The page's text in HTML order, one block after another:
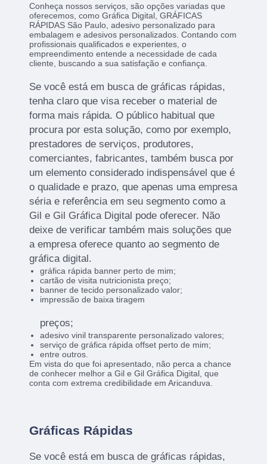
Conheça nossos serviços, são opções variadas que
oferecemos, como Gráfica Digital, GRÁFICAS
RÁPIDAS São Paulo, adesivo personalizado para
embalagem e adesivos personalizados. Contando com
profissionais qualificados e experientes, o
empreendimento entende a necessidade de cada
cliente, buscando a sua satisfação e confiança.
Se você está em busca de gráficas rápidas,
tenha claro que visa receber o material de
forma mais rápida. O público habitual que
procura por esta solução, como por exemplo,
prestadores de serviços, produtores,
comerciantes, fabricantes, também busca por
um elemento considerado indispensável que é
o qualidade e prazo, que apenas uma empresa
séria e referência em seu segmento como a
Gil e Gil Gráfica Digital pode oferecer. Não
deixe de verificar também mais soluções que
a empresa oferece quanto ao segmento de
gráfica digital.
gráfica rápida banner perto de mim;
cartão de visita nutricionista preço;
banner de tecido personalizado valor;
impressão de baixa tiragem
preços;
adesivo vinil transparente personalizado valores;
serviço de gráfica rápida offset perto de mim;
entre outros.
Em vista do que foi apresentado, não perca a chance
de conhecer melhor a Gil e Gil Gráfica Digital, que
conta com extrema credibilidade em Aricanduva.
Gráficas Rápidas
Se você está em busca de gráficas rápidas,